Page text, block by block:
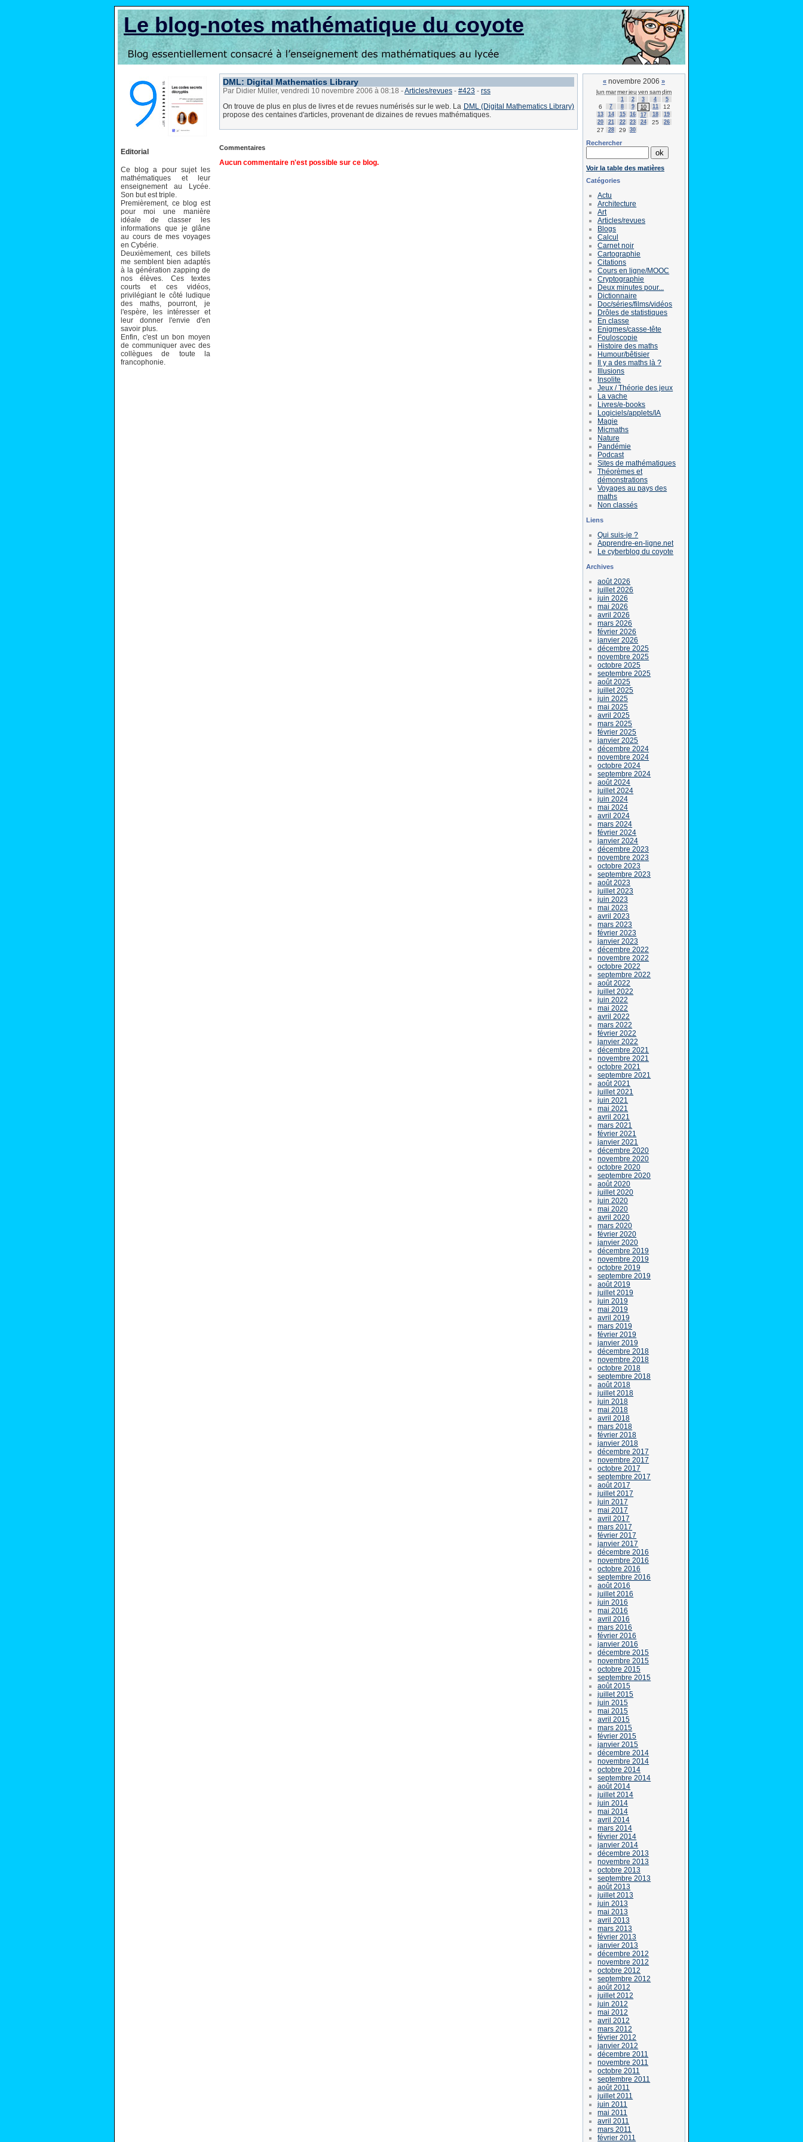
Le blog-notes mathématique du coyote
Editorial
Ce blog a pour sujet les
mathématiques et leur
enseignement au Lycée.
Son but est triple.
Premièrement, ce blog est
pour moi une manière
idéale de classer les
informations que je glâne
au cours de mes voyages
en Cybérie.
Deuxièmement, ces billets
me semblent bien adaptés
à la génération zapping de
nos élèves. Ces textes
courts et ces vidéos,
privilégiant le côté ludique
des maths, pourront, je
l'espère, les intéresser et
leur donner l'envie d'en
savoir plus.
Enfin, c'est un bon moyen
de communiquer avec des
collègues de toute la
francophonie.
DML: Digital Mathematics Library
Par Didier Müller, vendredi 10 novembre 2006 à 08:18 -Articles/revues - #423 - rss
On trouve de plus en plus de livres et de revues numérisés sur le web. La DML (Digital Mathematics Library)
propose des centaines d'articles, provenant de dizaines de revues mathématiques.
Commentaires
Aucun commentaire n'est possible sur ce blog.
« novembre 2006 »
lun marmerjeu ven samdim
1 2 3 4 5
6 7 8 9 10 11 12
13 14 15 16 17 18
19
20
21 22 23 24 25 26
27 28 29 30
Rechercher
Voir la table des matières
Catégories
Actu
Architecture
Art
Articles/revues
Blogs
Calcul
Carnet noir
Cartographie
Citations
Cours en ligne/MOOC
Cryptographie
Deux minutes pour...
Dictionnaire
Doc/séries/films/vidéos
Drôles de statistiques
En classe
Enigmes/casse-tête
Fouloscopie
Histoire des maths
Humour/bêtisier
Il y a des maths là ?
Illusions
Insolite
Jeux / Théorie des jeux
La vache
Livres/e-books
Logiciels/applets/IA
Magie
Micmaths
Nature
Pandémie
Podcast
Sites de mathématiques
Théorèmes et
démonstrations
Voyages au pays des
maths
Non classés
Liens
Qui suis-je ?
Apprendre-en-ligne.net
Le cyberblog du coyote
Archives
août 2026
juillet 2026
juin 2026
mai 2026
avril 2026
mars 2026
février 2026
janvier 2026
décembre 2025
novembre 2025
octobre 2025
septembre 2025
août 2025
juillet 2025
juin 2025
mai 2025
avril 2025
mars 2025
février 2025
janvier 2025
décembre 2024
novembre 2024
octobre 2024
septembre 2024
août 2024
juillet 2024
juin 2024
mai 2024
avril 2024
mars 2024
février 2024
janvier 2024
décembre 2023
novembre 2023
octobre 2023
septembre 2023
août 2023
juillet 2023
juin 2023
mai 2023
avril 2023
mars 2023
février 2023
janvier 2023
décembre 2022
novembre 2022
octobre 2022
septembre 2022
août 2022
juillet 2022
juin 2022
mai 2022
avril 2022
mars 2022
février 2022
janvier 2022
décembre 2021
novembre 2021
octobre 2021
septembre 2021
août 2021
juillet 2021
juin 2021
mai 2021
avril 2021
mars 2021
février 2021
janvier 2021
décembre 2020
novembre 2020
octobre 2020
septembre 2020
août 2020
juillet 2020
juin 2020
mai 2020
avril 2020
mars 2020
février 2020
janvier 2020
décembre 2019
novembre 2019
octobre 2019
septembre 2019
août 2019
juillet 2019
juin 2019
mai 2019
avril 2019
mars 2019
février 2019
janvier 2019
décembre 2018
novembre 2018
octobre 2018
septembre 2018
août 2018
juillet 2018
juin 2018
mai 2018
avril 2018
mars 2018
février 2018
janvier 2018
décembre 2017
novembre 2017
octobre 2017
septembre 2017
août 2017
juillet 2017
juin 2017
mai 2017
avril 2017
mars 2017
février 2017
janvier 2017
décembre 2016
novembre 2016
octobre 2016
septembre 2016
août 2016
juillet 2016
juin 2016
mai 2016
avril 2016
mars 2016
février 2016
janvier 2016
décembre 2015
novembre 2015
octobre 2015
septembre 2015
août 2015
juillet 2015
juin 2015
mai 2015
avril 2015
mars 2015
février 2015
janvier 2015
décembre 2014
novembre 2014
octobre 2014
septembre 2014
août 2014
juillet 2014
juin 2014
mai 2014
avril 2014
mars 2014
février 2014
janvier 2014
décembre 2013
novembre 2013
octobre 2013
septembre 2013
août 2013
juillet 2013
juin 2013
mai 2013
avril 2013
mars 2013
février 2013
janvier 2013
décembre 2012
novembre 2012
octobre 2012
septembre 2012
août 2012
juillet 2012
juin 2012
mai 2012
avril 2012
mars 2012
février 2012
janvier 2012
décembre 2011
novembre 2011
octobre 2011
septembre 2011
août 2011
juillet 2011
juin 2011
mai 2011
avril 2011
mars 2011
février 2011